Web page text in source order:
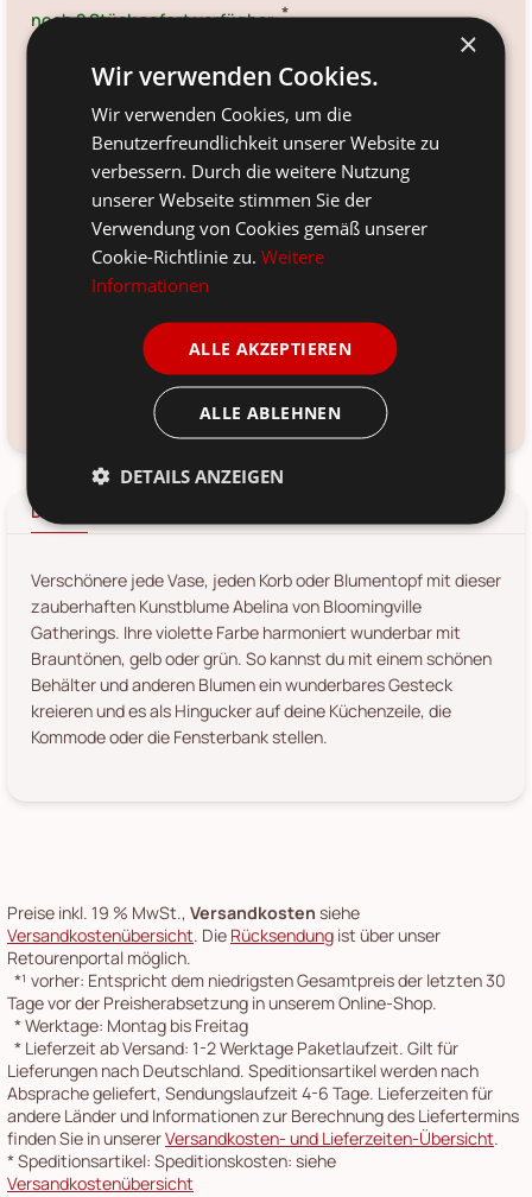
noch 2 Stück sofort verfügbar.*
BV82051049
L30xH103xW20 cm
Material:
Kunststoff
Voraussichtliche Lieferung:
14. Aug 2026 *
Frage zum Produkt?Kundenservice kontaktieren
Details
Verschönere jede Vase, jeden Korb oder Blumentopf mit dieser
zauberhaften Kunstblume Abelina von Bloomingville
Gatherings. Ihre violette Farbe harmoniert wunderbar mit
Brauntönen, gelb oder grün. So kannst du mit einem schönen
Behälter und anderen Blumen ein wunderbares Gesteck
kreieren und es als Hingucker auf deine Küchenzeile, die
Kommode oder die Fensterbank stellen.
Preise inkl. 19 % MwSt., Versandkosten siehe
Versandkostenübersicht. Die Rücksendung ist über unser
Retourenportal möglich.
*¹ vorher: Entspricht dem niedrigsten Gesamtpreis der letzten 30
Tage vor der Preisherabsetzung in unserem Online-Shop.
*Werktage: Montag bis Freitag
* Lieferzeit ab Versand: 1-2 Werktage Paketlaufzeit. Gilt für
Lieferungen nach Deutschland. Speditionsartikel werden nach
Absprache geliefert, Sendungslaufzeit 4-6 Tage. Lieferzeiten für
andere Länder und Informationen zur Berechnung des Liefertermins
finden Sie in unsererVersandkosten- und Lieferzeiten-Übersicht.
*Speditionsartikel: Speditionskosten: siehe
Versandkostenübersicht
×
Wir verwenden Cookies.
Wir verwenden Cookies, um die
Benutzerfreundlichkeit unserer Website zu
verbessern. Durch die weitere Nutzung
unserer Webseite stimmen Sie der
Verwendung von Cookies gemäß unserer
Cookie-Richtlinie zu.Weitere
Informationen
ALLE AKZEPTIEREN
ALLE ABLEHNEN
DETAILS ANZEIGEN